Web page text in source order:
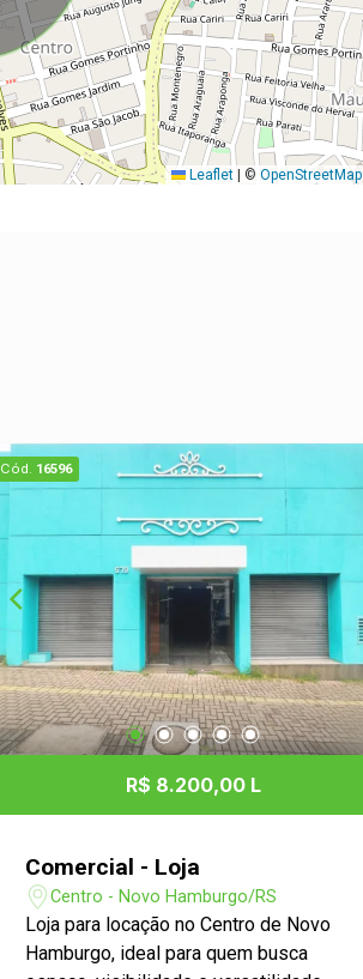
Leaflet © OpenStreetMap
Cód. 16596
R$ 8.200,00 L
Comercial - Loja
Centro - Novo Hamburgo/RS
Loja para locação no Centro de Novo
Hamburgo, ideal para quem busca